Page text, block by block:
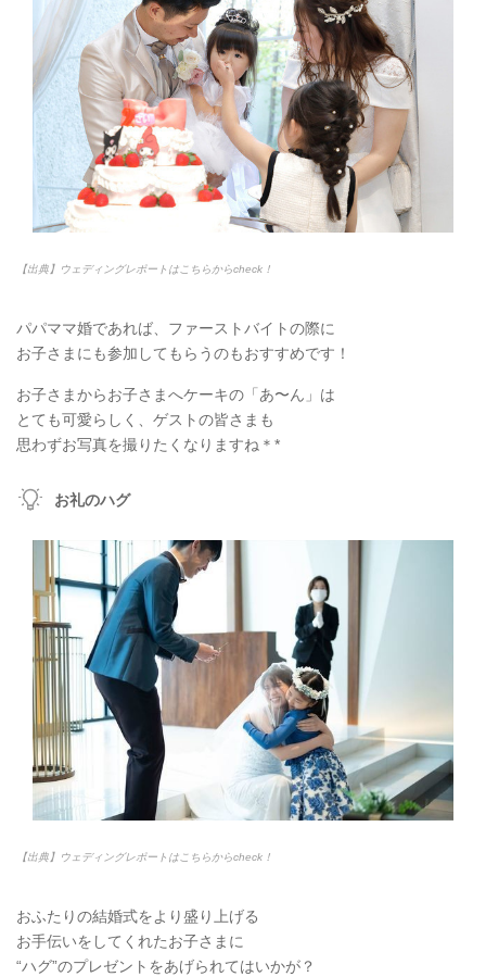
【出典】ウェディングレポートはこちらからcheck！
パパママ婚であれば、ファーストバイトの際に
お子さまにも参加してもらうのもおすすめです！
お子さまからお子さまへケーキの「あ〜ん」は
とても可愛らしく、ゲストの皆さまも
思わずお写真を撮りたくなりますね＊*
お礼のハグ
【出典】ウェディングレポートはこちらからcheck！
おふたりの結婚式をより盛り上げる
お手伝いをしてくれたお子さまに
“ハグ”のプレゼントをあげられてはいかが？